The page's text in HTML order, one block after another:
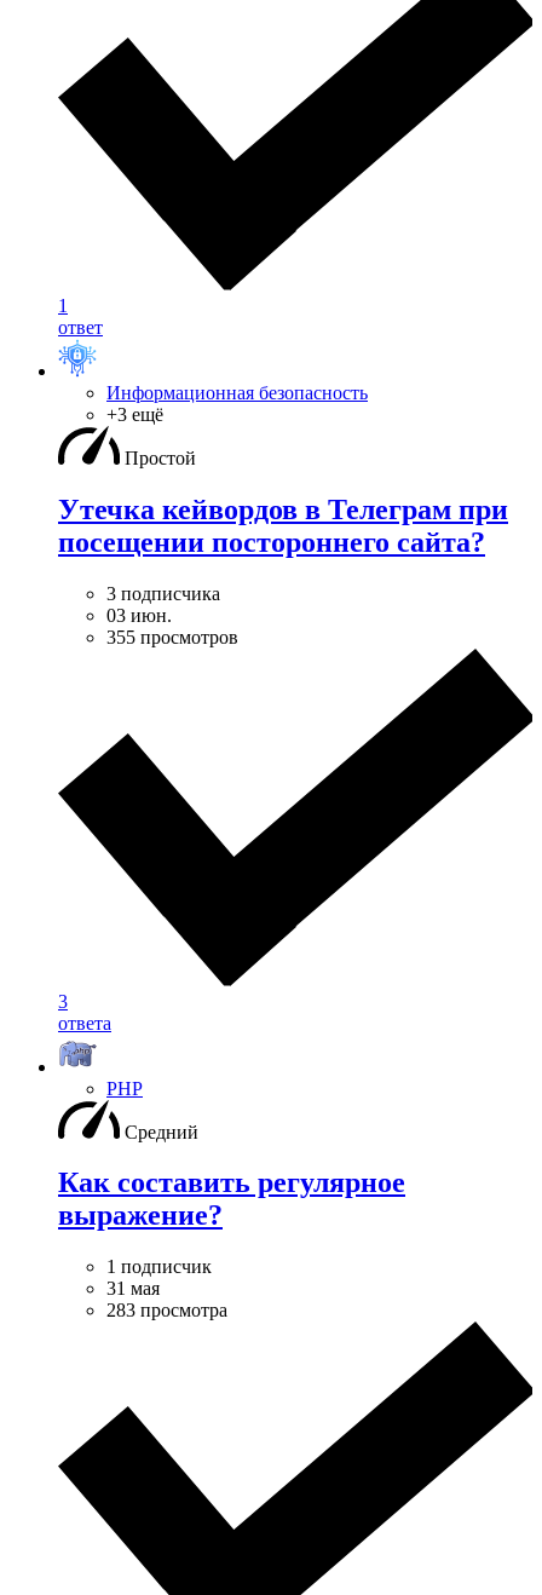
1
ответ
Информационная безопасность
+3 ещё
Простой
Утечка кейвордов в Телеграм при
посещении постороннего сайта?
3 подписчика
03 июн.
355 просмотров
3
ответа
PHP
Средний
Как составить регулярное
выражение?
1 подписчик
31 мая
283 просмотра